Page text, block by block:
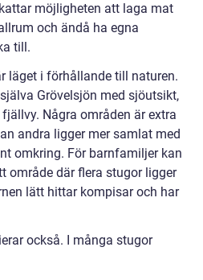
möjligheten att laga mat
och ändå ha egna
till.
läget i förhållande till naturen.
Grövelsjön med sjöutsikt,
Några områden är extra
andra ligger mer samlat med
omkring. För barnfamiljer kan
område där flera stugor ligger
lätt hittar kompisar och har
också. I många stugor